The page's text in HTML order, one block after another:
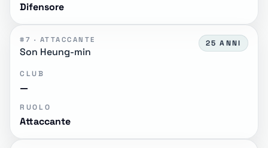
Difensore
#7 · ATTACCANTE
Son Heung-min
25 ANNI
CLUB
—
RUOLO
Attaccante